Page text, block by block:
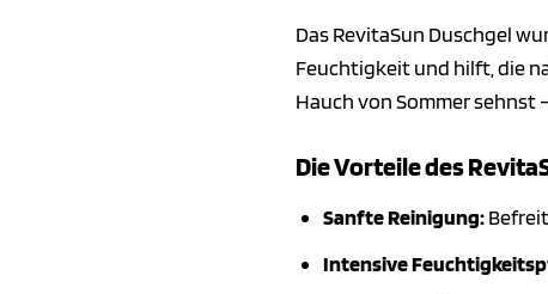
Das RevitaSun Duschgel
Feuchtigkeit und hilft, die
Hauch von Sommer sehnst
Die Vorteile des
Sanfte Reinigung:
Intensive